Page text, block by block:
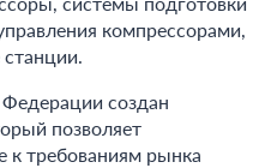
компрессорами,
создан
позволяет
к требованиям рынка